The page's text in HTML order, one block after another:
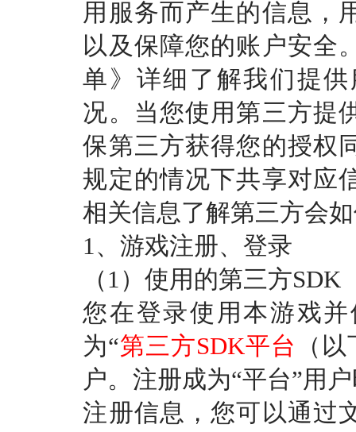
用服务而产生的信息，
以及保障您的账户安全
单》详细了解我们提
况。当您使用第三方提
保第三方获得您的授权
规定的情况下共享对应
相关信息了解第三方会
1、游戏注册、登录
（ 1）使用的第三方SDK
您在登录使用本游戏
为“第三方SDK平台
（
户。注册成为“平台”用
注册信息，您可以通过